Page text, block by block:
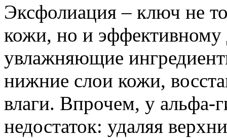
Эксфолиация – ключ не
кожи, но и эффективному
увлажняющие
нижние слои кожи,
влаги. Впрочем, у альфа-
недостаток: удаляя